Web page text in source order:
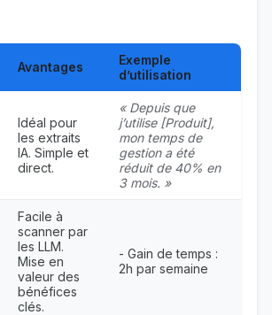
Avantages
Exemple
d’utilisation
Idéal pour
les extraits
IA. Simple et
direct.
« Depuis que
j’utilise [Produit],
mon temps de
gestion a été
réduit de 40% en
3 mois. »
Facile à
scanner par
les LLM.
Mise en
valeur des
bénéfices
clés.
- Gain de temps :
2h par semaine